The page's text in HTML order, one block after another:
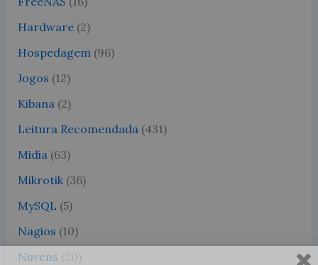
Hardware(2)
Hospedagem(96)
Jogos (12)
Kibana(2)
Leitura Recomendada(431)
Midia(63)
Mikrotik(36)
MySQL (5)
Nagios (10)
Nuvens (20)